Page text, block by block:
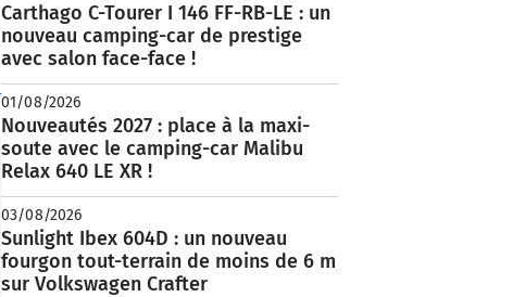
Carthago C-Tourer I 146 FF-RB-LE : un
nouveau camping-car de prestige
avec salon face-face !
01/08/2026
Nouveautés 2027 : place à la maxi-
soute avec le camping-car Malibu
Relax 640 LE XR !
03/08/2026
Sunlight Ibex 604D : un nouveau
fourgon tout-terrain de moins de 6 m
sur Volkswagen Crafter